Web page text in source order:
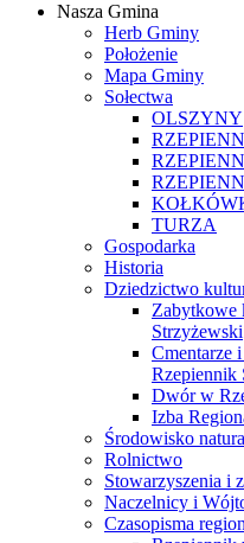
Samorządowy
Internetowy
Nasza Gmina
Herb Gminy
Położenie
Mapa Gminy
Sołectwa
OLSZYNY
TURZA
Gospodarka
Historia
Dziedzictwo
Zabytkowe
Strzyżewski
Cmentarze
Rzepiennik
Dwór w
Izba
Środowisko
Rolnictwo
Stowarzyszenia i
Naczelnicy i
Czasopisma